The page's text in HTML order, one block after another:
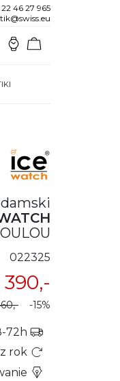
22 46 27 965
022325
390,-
-15%
72h
rok